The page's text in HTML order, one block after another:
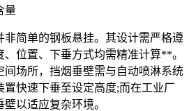
量
简单的钢板悬挂。其设计需严格遵
位置、下垂方式均需精准计算**。
间场所，挡烟垂壁需与自动喷淋系统
快速下垂至设定高度;而在工业厂
以适应复杂环境。